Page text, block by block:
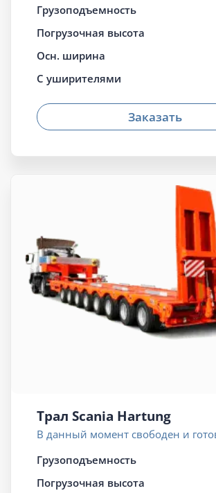
Грузоподъемность
Погрузочная высота
Осн. ширина
С уширителями
Заказать
Трал Scania Hartung
В данный момент свободен и
Грузоподъемность
Погрузочная высота